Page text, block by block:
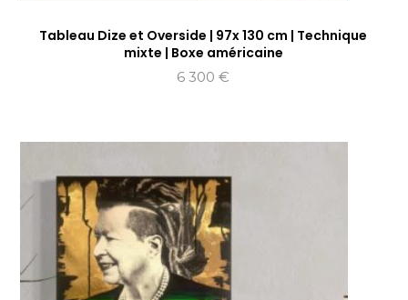
Tableau Dize et Overside | 97x 130 cm | Technique
mixte | Boxe américaine
6 300€